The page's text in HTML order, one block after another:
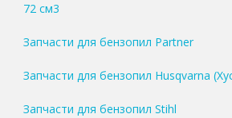
72 см3
Запчасти для бензопил Partner
Запчасти для бензопил Husqvarna
Запчасти для бензопил Stihl